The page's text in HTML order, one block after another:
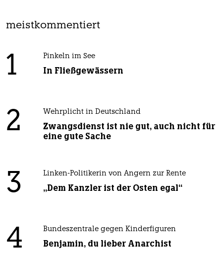
meistkommentiert
1 Pinkeln im See
In Fließgewässern
2 Wehrplicht in Deutschland
Zwangsdienst ist nie gut, auch nicht für
eine gute Sache
3 Linken-Politikerin von Angern zur Rente
„Dem Kanzler ist der Osten egal“
4 Bundeszentrale gegen Kinderfiguren
Benjamin, du lieber Anarchist